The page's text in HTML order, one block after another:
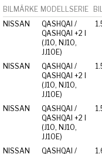
BILMÄRKE MODELLSERIE
NISSAN
QASHQAI /
QASHQAI +2 I
(J10, NJ10,
JJ10E)
NISSAN
QASHQAI /
QASHQAI +2 I
(J10, NJ10,
JJ10E)
NISSAN
QASHQAI /
QASHQAI +2 I
(J10, NJ10,
JJ10E)
NISSAN
QASHQAI /